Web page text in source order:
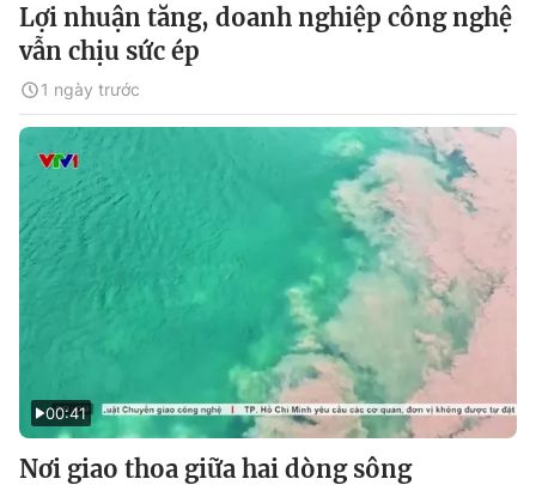
Lợi nhuận tăng, doanh nghiệp công nghệ
vẫn chịu sức ép
1 ngày trước
00:41
Nơi giao thoa giữa hai dòng sông